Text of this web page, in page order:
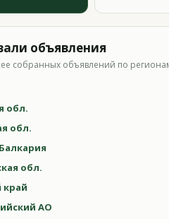
объявления
собранных объявлений по
обл.
обл.
обл.
край
АО